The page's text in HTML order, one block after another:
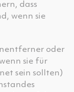
dass
wenn sie
oder
sie für
sein sollten)